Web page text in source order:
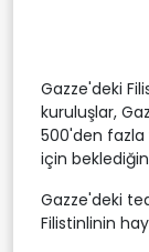
Gazze'deki
kuruluşlar,
500'den fazla
için
Gazze'deki
Filistinlinin